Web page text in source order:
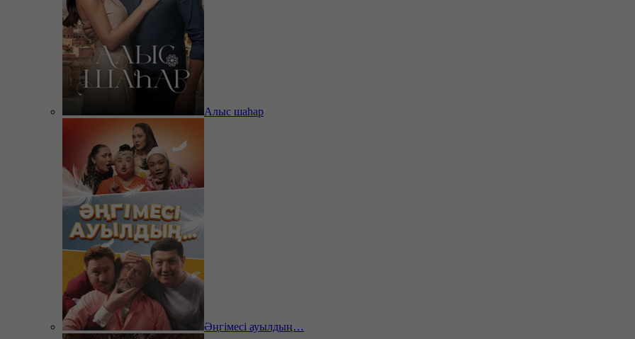
Алыс шаһар
Әңгімесі ауылдың…